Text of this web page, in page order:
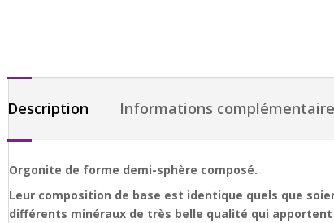
Description Informations
Orgonite de forme demi-sphère composé.
Leur composition de base est identique quels que
différents minéraux de très belle qualité qui